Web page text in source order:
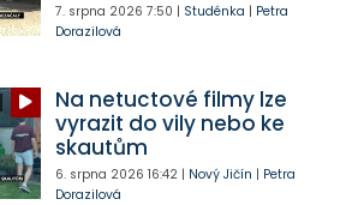
7. srpna 2026 7:50 | Studénka | Petra
Dorazilová
Na netuctové filmy lze
vyrazit do vily nebo ke
skautům
6. srpna 2026 16:42| Nový Jičín | Petra
Dorazilová